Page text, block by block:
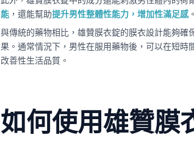
能 ，還能幫助提升男性整體性能力，增加性滿足感。
與傳統的藥物相比，雄贊膜衣錠的膜衣設計能夠
果。通常情況下，男性在服用藥物後，可以在短時
改善性生活品質。
如何使用雄贊膜